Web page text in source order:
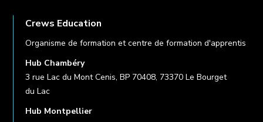
Crews Education
Organisme de formation et centre de formation d'apprentis
Hub Chambéry
3 rue Lac du Mont Cenis, BP 70408, 73370 Le Bourget
du Lac
Hub Montpellier